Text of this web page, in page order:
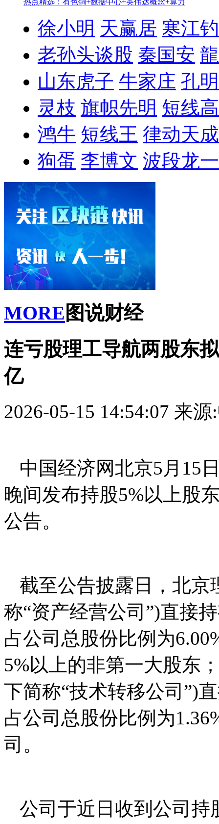
热点精选：有色铜+数据中心+英伟达概念+算力
徐小明 天赢居 寒江
老孙头谈股 秦国安
山东虎子 牛家庄 孔
灵枝 旗帜先明 短线
鸿牛 短线王 律动天成
狗蛋 李博文 波段龙一
MORE 图说财经
连亏股理工导航两股东
亿
2026-05-15 14:54:07 来源
中国经济网北京5月15
晚间发布持股5%以上股
公告。
截至公告披露日，北京
称“资产经营公司”)直接
占公司总股份比例为
5%以上的非第一大股东
下简称“技术转移公司”)
占公司总股份比例为
司。
公司于近日收到公司持